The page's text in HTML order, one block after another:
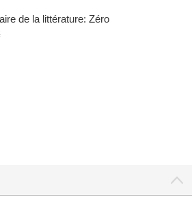
de la littérature: Zéro